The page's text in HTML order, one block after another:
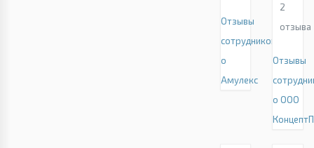
Отзывы
сотрудников
о
Амулекс
2
отзыва
Отзывы
о ООО